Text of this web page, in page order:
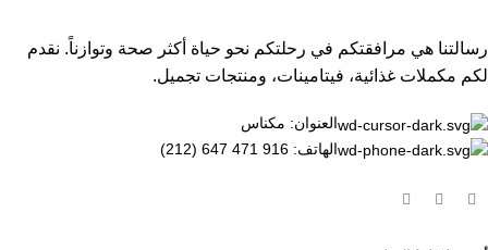
رسالتنا هي مرافقتكم في رحلتكم نحو حياة أكثر صحة وتوازناً. نقدم
لكم مكملات غذائية، فيتامينات، ومنتجات تجميل.
العنوان: مكناس
الهاتف: 916 471 647 (212)